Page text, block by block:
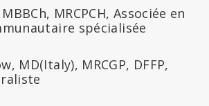
MRCPCH, Associée en
spécialisée
MD(Italy), MRCGP, DFFP,